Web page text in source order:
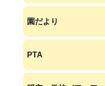
園だより
PTA